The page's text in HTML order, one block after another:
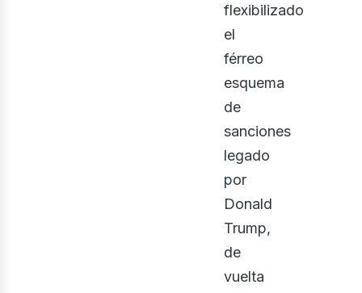
flexibilizado
el
férreo
esquema
de
sanciones
legado
por
Donald
Trump,
de
vuelta